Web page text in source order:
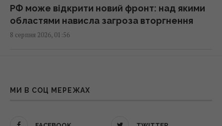
Магнітна буря охопить Землю: свіжий
прогноз на 3 дні (графік)
07:10 субота, 08 серпня 2026
бажання
РФ може відкрити новий фронт: над якими
областями нависла загроза вторгнення
8 серпня 2026, 01:56
8 серпня 2026, 00:59
"Я не залізний": Усик зробив несподівану
МИ В СОЦ МЕРЕЖАХ